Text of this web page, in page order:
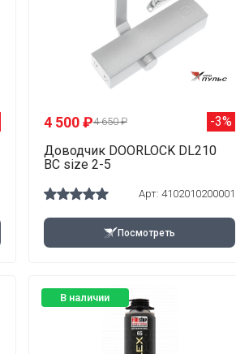
4 500 ₽4 650 ₽
-3%
Доводчик DOORLOCK DL210
BC size 2-5
Арт: 4102010200001
Посмотреть
В наличии